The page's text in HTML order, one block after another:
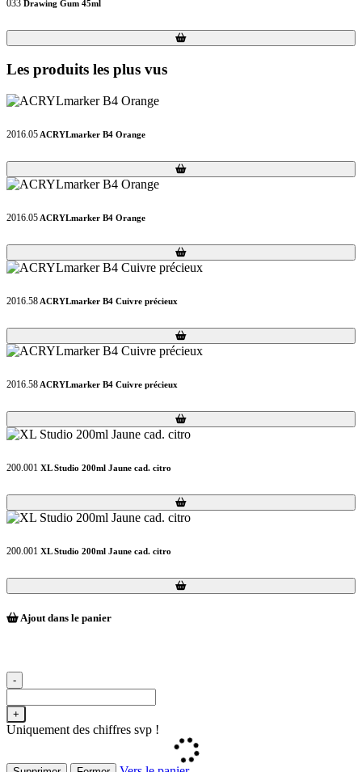
033 Drawing Gum 45ml
Loading...
Loading...
Les produits les plus vus
2016.05 ACRYLmarker B4 Orange
Loading...
Loading...
2016.05 ACRYLmarker B4 Orange
Loading...
Loading...
2016.58 ACRYLmarker B4 Cuivre précieux
Loading...
Loading...
2016.58 ACRYLmarker B4 Cuivre précieux
Loading...
Loading...
200.001 XL Studio 200ml Jaune cad. citro
Loading...
Loading...
200.001 XL Studio 200ml Jaune cad. citro
Loading...
Loading...
Ajout dans le panier
-
+
Uniquement des chiffres svp !